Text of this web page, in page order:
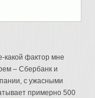
какой фактор мне
– Сбербанк и
с ужасными
примерно 500